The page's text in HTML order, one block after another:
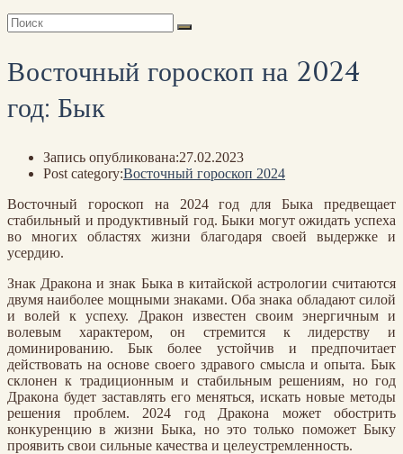
Восточный гороскоп на 2024
год: Бык
Запись опубликована:27.02.2023
Post category:Восточный гороскоп 2024
Восточный гороскоп на 2024 год для Быка предвещает
стабильный и продуктивный год. Быки могут ожидать успеха
во многих областях жизни благодаря своей выдержке и
усердию.
Знак Дракона и знак Быка в китайской астрологии считаются
двумя наиболее мощными знаками. Оба знака обладают силой
и волей к успеху. Дракон известен своим энергичным и
волевым характером, он стремится к лидерству и
доминированию. Бык более устойчив и предпочитает
действовать на основе своего здравого смысла и опыта. Бык
склонен к традиционным и стабильным решениям, но год
Дракона будет заставлять его меняться, искать новые методы
решения проблем. 2024 год Дракона может обострить
конкуренцию в жизни Быка, но это только поможет Быку
проявить свои сильные качества и целеустремленность.